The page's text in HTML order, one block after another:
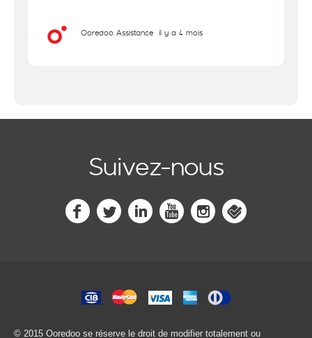
Ooredoo Assistance il y a 4 mois
Suivez-nous
© 2015 Ooredoo se réserve le droit de modifier totalement ou